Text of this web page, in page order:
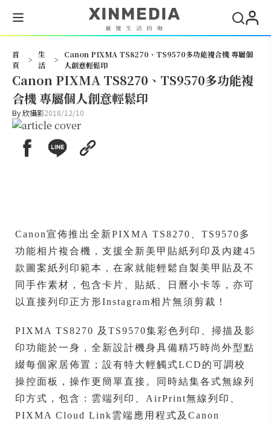
首
頁
>
生
活
>
Canon PIXMA TS8270、TS9570多功能複合機 專屬個
人創意輕鬆印
Canon PIXMA TS8270、TS9570多功能複
合機 專屬個人創意輕鬆印
By欣攝影2018/12/10
Canon宣佈推出全新PIXMA TS8270、TS9570多
功能相片複合機，支援全新美甲貼紙列印及內建45
款圖案紙列印範本，在家就能輕鬆自製美甲貼及不
同手作素材，包含卡片、貼紙、日曆小卡等，亦可
以直接列印正方形Instagram相片無須剪裁！
PIXMA TS8270 及TS9570集彩色列印、掃描及影
印功能於一身，全新設計機身具備精巧時尚外型點
綴每個家居佈置；設有特大輕觸式LCD的可調校
操控面板，操作更簡單直接。同時結集各式無線列
印方式，包含：雲端列印、AirPrint無線列印、
PIXMA Cloud Link雲端應用程式及Canon